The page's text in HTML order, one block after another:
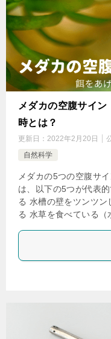
メダカの空腹サイ
時とは？
更新日： 2022年2月20日
自然科学
メダカの5つの空腹サ
は、以下の5つが代表
る 水槽の壁をツンツ
る 水草を食べている